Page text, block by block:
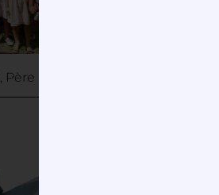
Isidore !